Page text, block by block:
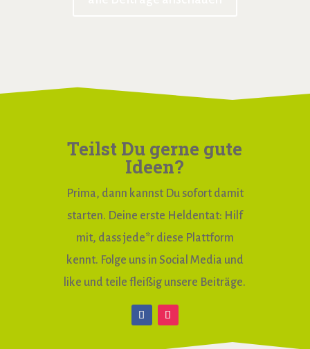
Teilst Du gerne gute
Ideen?
Prima, dann kannst Du sofort damit
starten. Deine erste Heldentat: Hilf
mit, dass jede*r diese Plattform
kennt. Folge uns in Social Media und
like und teile fleißig unsere Beiträge.